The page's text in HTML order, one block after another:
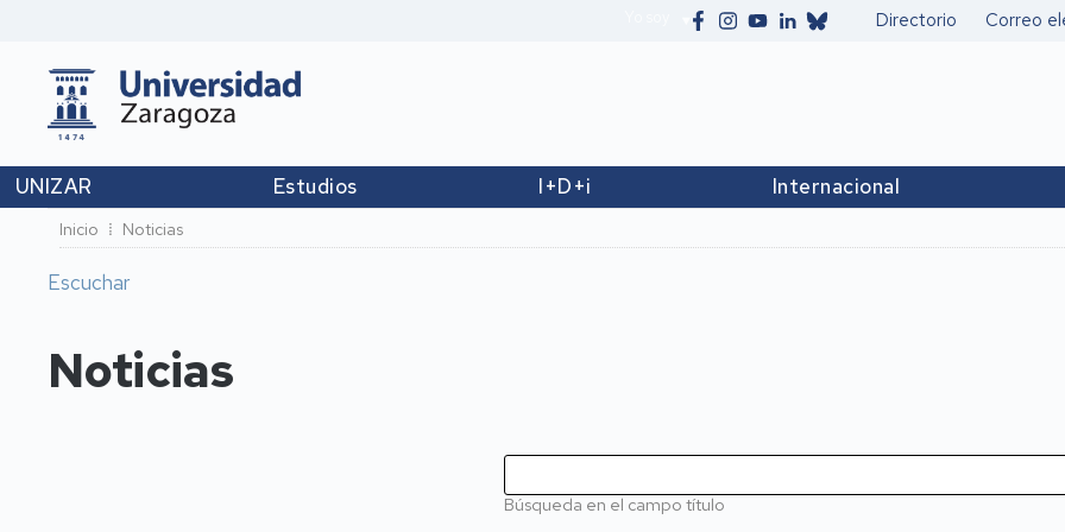
Secundario
Directorio Correo
UNIZAR Estudios I+D+i Internacional
Ruta
de
navegación
Inicio Noticias
Escuchar
Noticias
Búsqueda en el campo título